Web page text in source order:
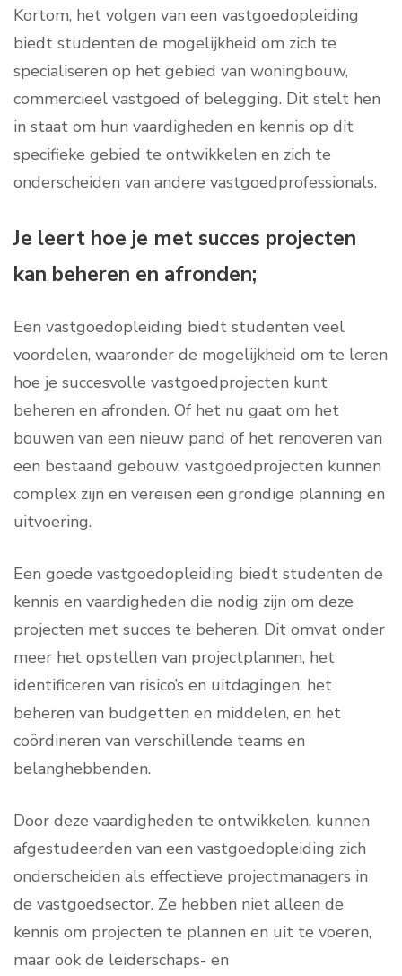
Kortom, het volgen van een vastgoedopleiding
biedt studenten de mogelijkheid om zich te
specialiseren op het gebied van woningbouw,
commercieel vastgoed of belegging. Dit stelt hen
in staat om hun vaardigheden en kennis op dit
specifieke gebied te ontwikkelen en zich te
onderscheiden van andere vastgoedprofessionals.
Je leert hoe je met succes projecten
kan beheren en afronden;
Een vastgoedopleiding biedt studenten veel
voordelen, waaronder de mogelijkheid om te leren
hoe je succesvolle vastgoedprojecten kunt
beheren en afronden. Of het nu gaat om het
bouwen van een nieuw pand of het renoveren van
een bestaand gebouw, vastgoedprojecten kunnen
complex zijn en vereisen een grondige planning en
uitvoering.
Een goede vastgoedopleiding biedt studenten de
kennis en vaardigheden die nodig zijn om deze
projecten met succes te beheren. Dit omvat onder
meer het opstellen van projectplannen, het
identificeren van risico’s en uitdagingen, het
beheren van budgetten en middelen, en het
coördineren van verschillende teams en
belanghebbenden.
Door deze vaardigheden te ontwikkelen, kunnen
afgestudeerden van een vastgoedopleiding zich
onderscheiden als effectieve projectmanagers in
de vastgoedsector. Ze hebben niet alleen de
kennis om projecten te plannen en uit te voeren,
maar ook de leiderschaps- en